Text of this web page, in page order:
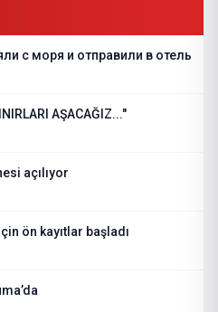
с моря и отправили в отель
AŞACAĞIZ..."
açılıyor
ön kayıtlar başladı